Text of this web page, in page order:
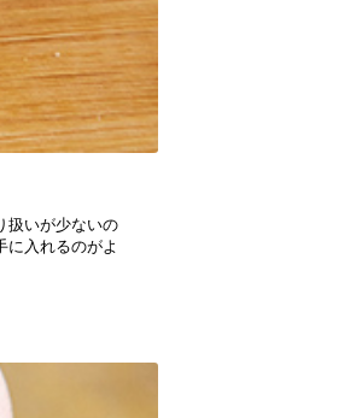
扱いが少ないの
に入れるのがよ